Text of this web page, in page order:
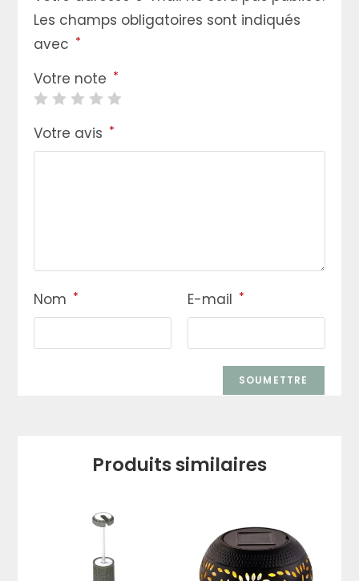
Les champs obligatoires sont indiqués
avec *
Votre note *
Votre avis *
Nom * E-mail *
Produits similaires